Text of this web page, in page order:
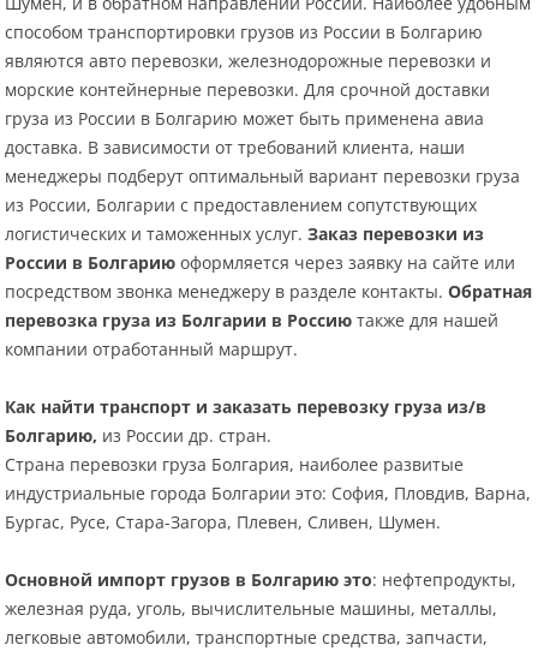
способом транспортировки грузов из России в Болгарию
являются авто перевозки, железнодорожные перевозки и
морские контейнерные перевозки. Для срочной доставки
груза из России в Болгарию может быть применена авиа
доставка. В зависимости от требований клиента, наши
менеджеры подберут оптимальный вариант перевозки груза
из России, Болгарии с предоставлением сопутствующих
логистических и таможенных услуг.Заказ перевозки из
России в Болгарию оформляется через заявку на сайте или
посредством звонка менеджеру в разделе контакты.Обратная
перевозка груза из Болгарии в Россиютакже для нашей
компании отработанный маршрут.
Как найти транспорт и заказать перевозку груза из/в
Болгарию, из России др. стран.
Страна перевозки груза Болгария, наиболее развитые
индустриальные города Болгарии это: София, Пловдив, Варна,
Бургас, Русе, Стара-Загора, Плевен, Сливен, Шумен.
Основной импорт грузов в Болгарию это: нефтепродукты,
железная руда, уголь, вычислительные машины, металлы,
легковые автомобили, транспортные средства, запчасти,